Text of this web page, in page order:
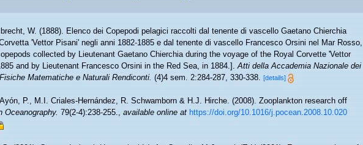
W. (1888). Elenco dei Copepodi pelagici raccolti dal tenente di vascello Gaetano Chierchia
'Vettor Pisani' negli anni 1882-1885 e dal tenente di vascello Francesco Orsini nel Mar Rosso,
collected by Lieutenant Gaetano Chierchia during the voyage of the Royal Corvette 'Vettor
and by Lieutenant Francesco Orsini in the Red Sea, in 1884.].Atti della Accademia Nazionale dei
Matematiche e Naturali Rendiconti.(4)4 sem. 2:284-287, 330-338. [details]
Ayón, P., M.I. Criales-Hernández, R. Schwamborn & H.J. Hirche. (2008). Zooplankton research off
Oceanography.79(2-4):238-255.,available online at https://doi.org/10.1016/j.pocean.2008.10.020